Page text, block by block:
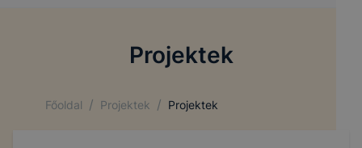
Projektek
Főoldal / Projektek / Projektek